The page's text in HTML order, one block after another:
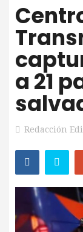
a 21
Redacción